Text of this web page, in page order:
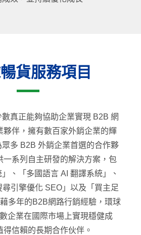
貨服務項目
真正能夠協助企業實現 B2B 網
夥伴，擁有數百家外銷企業的輝
多 B2B 外銷企業首選的合作夥
一系列自主研發的解決方案，包
、「多國語言 AI 翻譯系統」、
尋引擎優化 SEO」以及「買主足
多年的B2B網路行銷經驗，環球
企業在國際市場上實現穩健成
得信賴的長期合作伙伴。